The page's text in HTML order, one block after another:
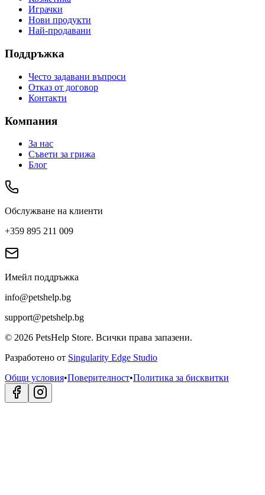
Играчки
Нови продукти
Най-продавани
Поддръжка
Често задавани въпроси
Отказ от договор
Контакти
Компания
За нас
Съвети за грижа
Блог
Обслужване на клиенти
+359 895 211 009
Имейл поддръжка
info@petshelp.bg
support@petshelp.bg
© 2026 PetsHelp Store. Всички права запазени.
Разработено от Singularity Edge Studio
Общи условия•Поверителност•Политика за бисквитки